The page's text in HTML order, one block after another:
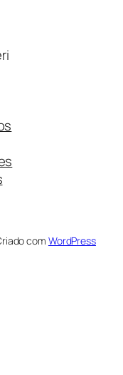
com WordPress